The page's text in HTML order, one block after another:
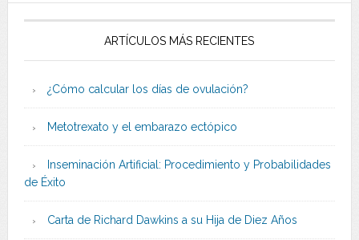
ARTÍCULOS MÁS RECIENTES
¿Cómo calcular los días de ovulación?
Metotrexato y el embarazo ectópico
Inseminación Artificial: Procedimiento y Probabilidades
de Éxito
Carta de Richard Dawkins a su Hija de Diez Años